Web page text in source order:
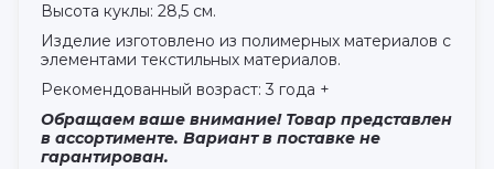
Высота куклы: 28,5 см.
Изделие изготовлено из полимерных материалов с
элементами текстильных материалов.
Рекомендованный возраст: 3 года +
Обращаем ваше внимание! Товар представлен
в ассортименте. Вариант в поставке не
гарантирован.